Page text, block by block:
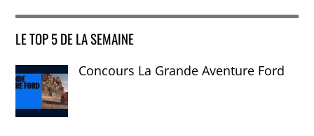
LE TOP 5 DE LA SEMAINE
Concours La Grande Aventure Ford